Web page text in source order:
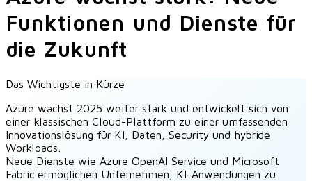
Funktionen und Dienste für
die Zukunft
Das Wichtigste in Kürze
Azure wächst 2025 weiter stark und entwickelt sich von
einer klassischen Cloud-Plattform zu einer umfassenden
Innovationslösung für KI, Daten, Security und hybride
Workloads.
Neue Dienste wie Azure OpenAI Service und Microsoft
Fabric ermöglichen Unternehmen, KI-Anwendungen zu